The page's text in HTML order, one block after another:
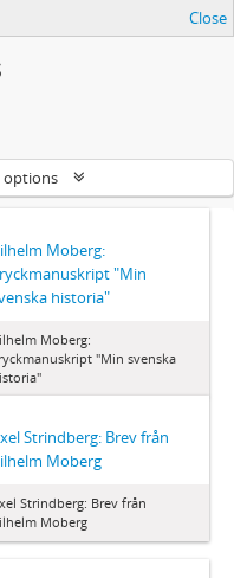
Close
options
Moberg:
"Min
historia"
Moberg:
"Min svenska
Strindberg: Brev från
Moberg
Strindberg: Brev från
Moberg